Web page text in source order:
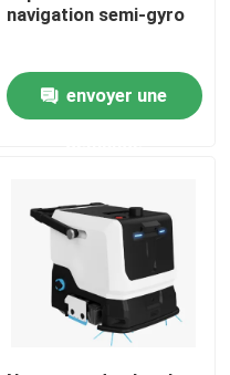
navigation semi-gyro
envoyer une